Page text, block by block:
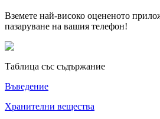
Вземете най-високо оцененото
пазаруване на вашия телефон!
Таблица със съдържание
Въведение
Хранителни вещества